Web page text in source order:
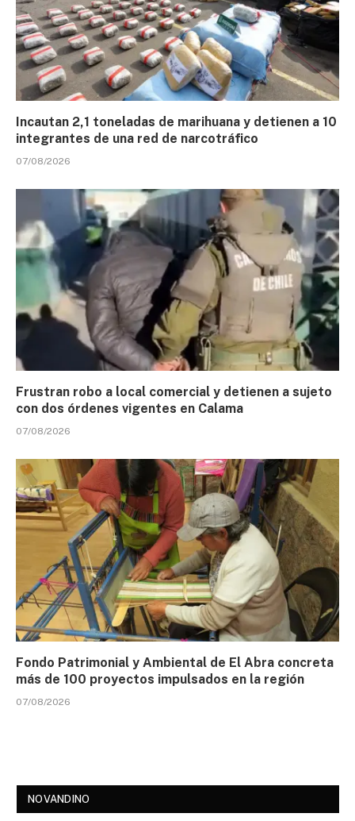
Incautan 2,1 toneladas de marihuana y detienen a 10
integrantes de una red de narcotráfico
07/08/2026
Frustran robo a local comercial y detienen a sujeto
con dos órdenes vigentes en Calama
07/08/2026
Fondo Patrimonial y Ambiental de El Abra concreta
más de 100 proyectos impulsados en la región
07/08/2026
NOVANDINO